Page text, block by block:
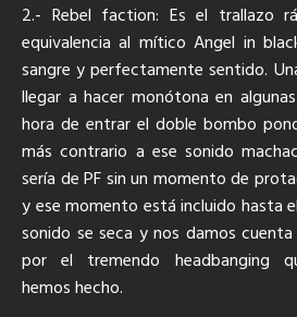
2.- Rebel faction: Es el trallazo
equivalencia al mítico Angel in
sangre y perfectamente sentido.
llegar a hacer monótona en
hora de entrar el doble bombo
más contrario a ese sonido
sería de PF sin un momento de
y ese momento está incluido hasta
sonido se seca y nos damos
por el tremendo headbanging
hemos hecho.